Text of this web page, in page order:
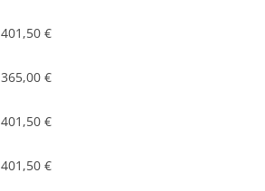
401,50 €
365,00 €
401,50 €
401,50 €